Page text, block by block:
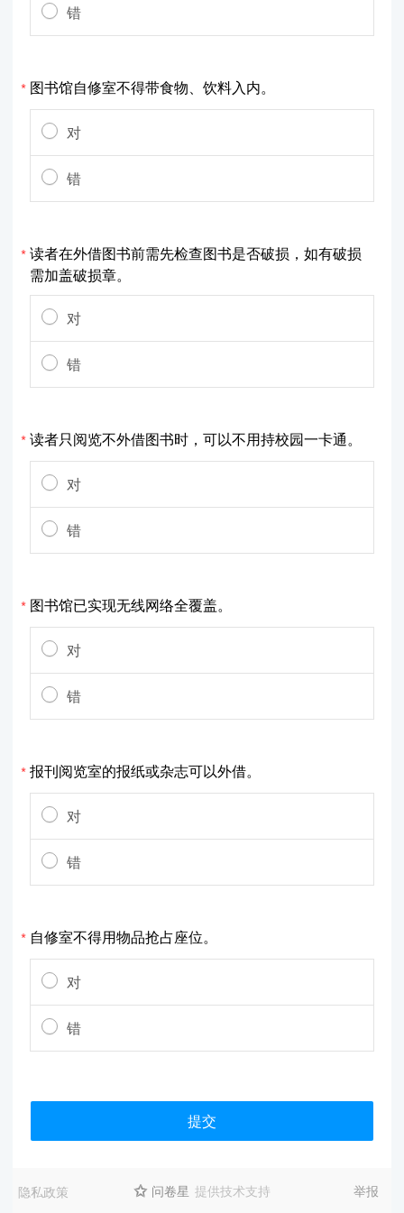
错
* 图书馆自修室不得带食物、饮料入内。
对
错
*读者在外借图书前需先检查图书是否破损，如有破损
需加盖破损章。
对
错
*读者只阅览不外借图书时，可以不用持校园一卡通。
对
错
* 图书馆已实现无线网络全覆盖。
对
错
*报刊阅览室的报纸或杂志可以外借。
对
错
* 自修室不得用物品抢占座位。
对
错
提交
隐私政策  问卷星 提供技术支持 举报